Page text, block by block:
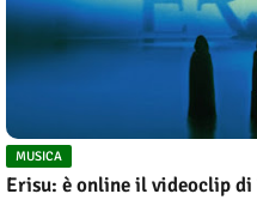
MUSICA
Erisu: è online il videoclip di